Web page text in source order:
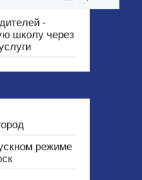
-
школу через
режиме